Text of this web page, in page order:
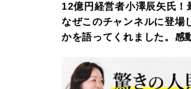
12億円経営者小澤辰矢氏！
なぜこのチャンネルに登場
かを語ってくれました。感